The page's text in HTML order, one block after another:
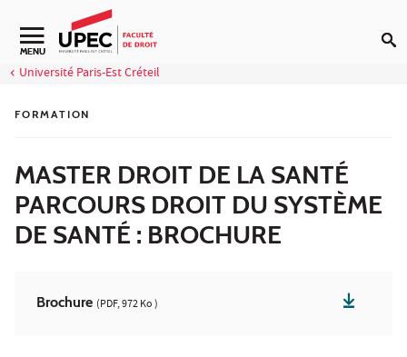
Aller au contenu
Navigation secondaire
MENU
Université Paris-Est Créteil
FORMATION
MASTER DROIT DE LA SANTÉ
PARCOURS DROIT DU SYSTÈME
DE SANTÉ : BROCHURE
Brochure (PDF, 972 Ko )